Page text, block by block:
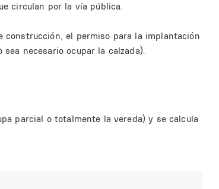
circulan por la vía pública.
construcción, el permiso para la implantación
necesario ocupar la calzada).
parcial o totalmente la vereda) y se calcula